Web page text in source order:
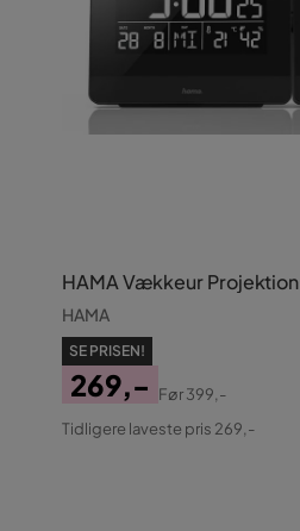
HAMA Vækkeur Projektion
HAMA
SE PRISEN!
Pris
269,-
Original
Før399,-
Tidligere laveste pris 269,-